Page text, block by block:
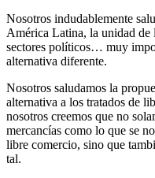
Nosotros indudablemente
América Latina, la unidad de
sectores políticos… muy
alternativa diferente.
Nosotros saludamos la
alternativa a los tratados de
nosotros creemos que no
mercancías como lo que se
libre comercio, sino que
tal.